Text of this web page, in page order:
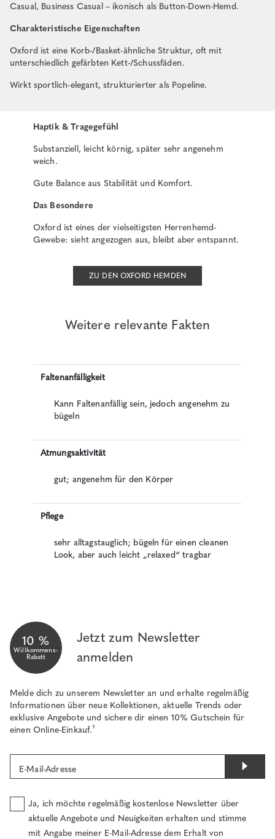
Casual, Business Casual – ikonisch als Button-Down-Hemd.
Charakteristische Eigenschaften
Oxford ist eine Korb-/Basket-ähnliche Struktur, oft mit
unterschiedlich gefärbten Kett-/Schussfäden.
Wirkt sportlich-elegant, strukturierter als Popeline.
Haptik & Tragegefühl
Substanziell, leicht körnig, später sehr angenehm
weich.
Gute Balance aus Stabilität und Komfort.
Das Besondere
Oxford ist eines der vielseitigsten Herrenhemd-
Gewebe: sieht angezogen aus, bleibt aber entspannt.
ZU DEN OXFORD HEMDEN
Weitere relevante Fakten
Faltenanfälligkeit
Kann Faltenanfällig sein, jedoch angenehm zu
bügeln
Atmungsaktivität
gut; angenehm für den Körper
Pflege
sehr alltagstauglich; bügeln für einen cleanen
Look, aber auch leicht „relaxed“ tragbar
10 %
Willkommens-
Rabatt
Jetzt zum Newsletter
anmelden
Melde dich zu unserem Newsletter an und erhalte regelmäßig
Informationen über neue Kollektionen, aktuelle Trends oder
exklusive Angebote und sichere dir einen 10% Gutschein für
einen Online-Einkauf.¹
E-Mail-Adresse
Ja, ich möchte regelmäßig kostenlose Newsletter über
aktuelle Angebote und Neuigkeiten erhalten und stimme
mit Angabe meiner E-Mail-Adresse dem Erhalt von